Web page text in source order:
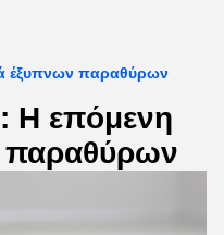
έξυπνων παραθύρων
Η επόμενη
παραθύρων